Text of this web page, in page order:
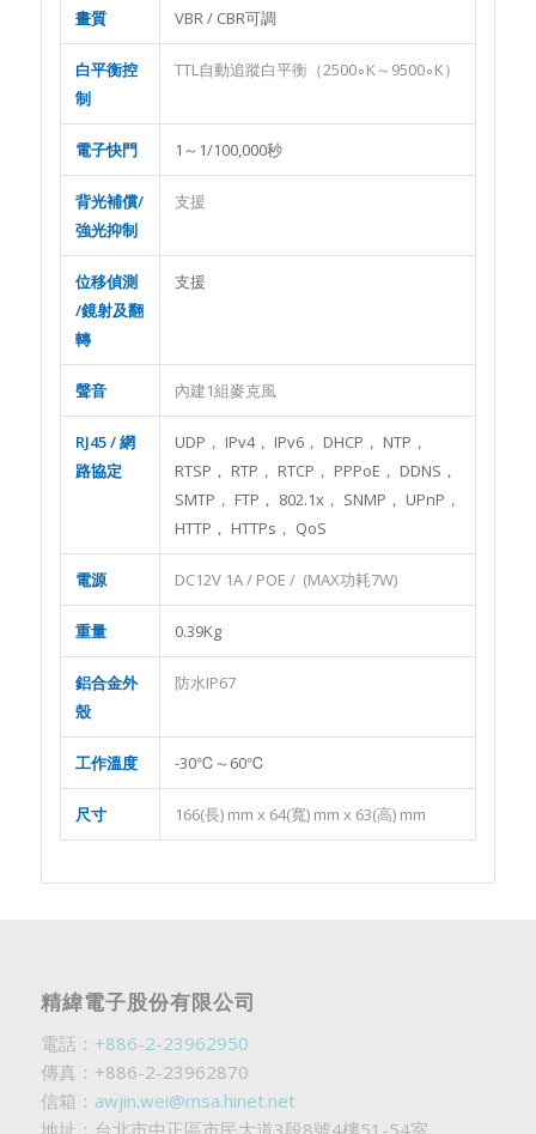
畫質 VBR / CBR可調
白平衡控
制
TTL自動追蹤白平衡（2500∘K～9500∘K）
電子快門 1～1/100,000秒
背光補償/
強光抑制
支援
位移偵測
/鏡射及翻
轉
支援
聲音 內建1組麥克風
RJ45 /網
路協定
UDP， IPv4， IPv6， DHCP， NTP，
RTSP， RTP， RTCP， PPPoE， DDNS，
SMTP， FTP， 802.1x， SNMP， UPnP，
HTTP， HTTPs， QoS
電源 DC12V 1A / POE / (MAX功耗7W)
重量 0.39Kg
鋁合金外
殼
防水IP67
工作溫度 -30℃～60℃
尺寸 166(長) mm x 64(寬) mm x 63(高) mm
精緯電子股份有限公司
電話： +886-2-23962950
傳真：+886-2-23962870
信箱： awjin.wei@msa.hinet.net
地址：台北市中正區市民大道3段8號4樓51-54室